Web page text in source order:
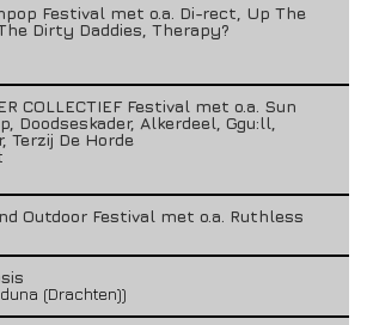
Festival met o.a. Di-rect, Up The
Dirty Daddies, Therapy?
COLLECTIEF Festival met o.a. Sun
Doodseskader, Alkerdeel, Ggu:ll,
Terzij De Horde
Outdoor Festival met o.a. Ruthless
(Drachten))